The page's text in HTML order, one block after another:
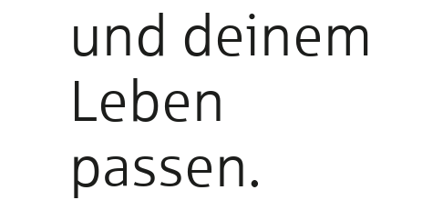
und deinem
Leben
passen.